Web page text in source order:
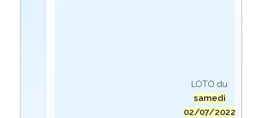
LOTO du
samedi
02/07/2022